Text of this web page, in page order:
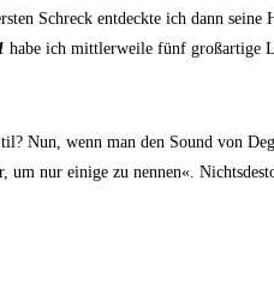
Schreck ent­deck­te ich dann
habe ich mitt­ler­wei­le fünf groß­ar­ti­ge
Nun, wenn man den Sound von
nur eini­ge zu nen­nen«.